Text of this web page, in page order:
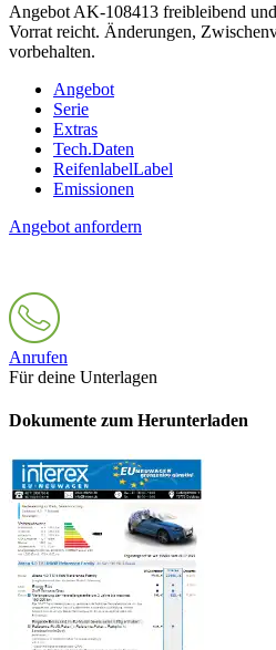
Angebot AK-108413 freibleibend
Vorrat reicht. Änderungen,
vorbehalten.
Angebot
Serie
Extras
Tech.Daten
ReifenlabelLabel
Emissionen
Angebot anfordern
Anrufen
Für deine Unterlagen
Dokumente zum Herunterladen